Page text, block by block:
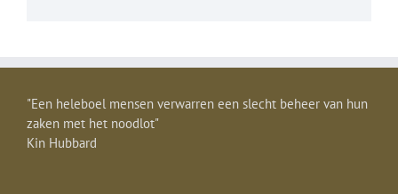
"Een heleboel mensen verwarren een slecht beheer van hun
zaken met het noodlot"
Kin Hubbard